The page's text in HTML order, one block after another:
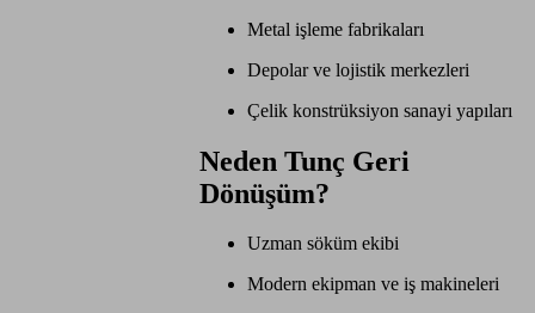
Metal işleme fabrikaları
Depolar ve lojistik merkezleri
Çelik konstrüksiyon sanayi yapıları
Neden Tunç Geri
Dönüşüm?
Uzman söküm ekibi
Modern ekipman ve iş makineleri